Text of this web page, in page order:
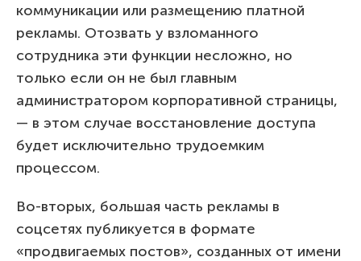
коммуникации или размещению платной
рекламы. Отозвать у взломанного
сотрудника эти функции несложно, но
только если он не был главным
администратором корпоративной страницы,
— в этом случае восстановление доступа
будет исключительно трудоемким
процессом.
Во-вторых, большая часть рекламы в
соцсетях публикуется в формате
«продвигаемых постов», созданных от имени